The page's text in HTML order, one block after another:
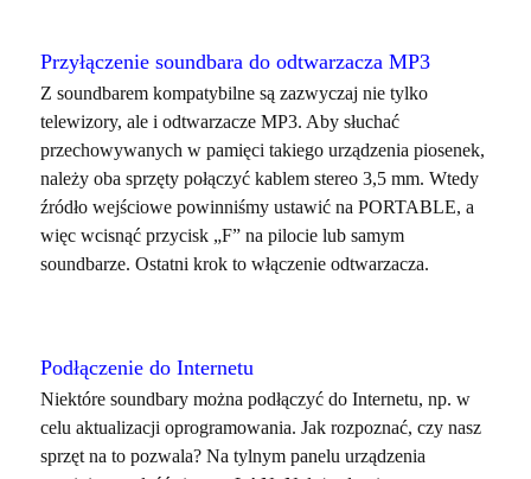
Przyłączenie soundbara do odtwarzacza MP3
Z soundbarem kompatybilne są zazwyczaj nie tylko
telewizory, ale i odtwarzacze MP3. Aby słuchać
przechowywanych w pamięci takiego urządzenia piosenek,
należy oba sprzęty połączyć kablem stereo 3,5 mm. Wtedy
źródło wejściowe powinniśmy ustawić na PORTABLE, a
więc wcisnąć przycisk „F” na pilocie lub samym
soundbarze. Ostatni krok to włączenie odtwarzacza.
Podłączenie do Internetu
Niektóre soundbary można podłączyć do Internetu, np. w
celu aktualizacji oprogramowania. Jak rozpoznać, czy nasz
sprzęt na to pozwala? Na tylnym panelu urządzenia